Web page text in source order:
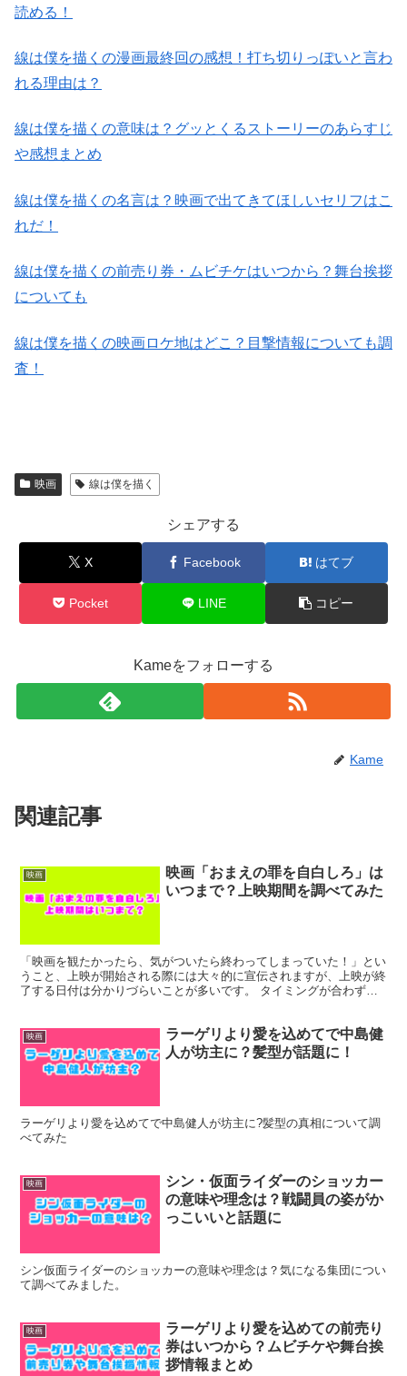
読める！
線は僕を描くの漫画最終回の感想！打ち切りっぽいと言わ
れる理由は？
線は僕を描くの意味は？グッとくるストーリーのあらすじ
や感想まとめ
線は僕を描くの名言は？映画で出てきてほしいセリフはこ
れだ！
線は僕を描くの前売り券・ムビチケはいつから？舞台挨拶
についても
線は僕を描くの映画ロケ地はどこ？目撃情報についても調
査！
映画 線は僕を描く
シェアする
X Facebook はてブ
Pocket LINE コピー
Kameをフォローする
Kame
関連記事
映画
映画「おまえの罪を自白しろ」は
いつまで？上映期間を調べてみた
「映画を観たかったら、気がついたら終わってしまっていた！」とい
うこと、上映が開始される際には大々的に宣伝されますが、上映が終
了する日付は分かりづらいことが多いです。 タイミングが合わず、
映画
ラーゲリより愛を込めてで中島健
人が坊主に？髪型が話題に！
ラーゲリより愛を込めてで中島健人が坊主に?髪型の真相について調
べてみた
映画
シン・仮面ライダーのショッカー
の意味や理念は？戦闘員の姿がか
っこいいと話題に
シン仮面ライダーのショッカーの意味や理念は？気になる集団につい
て調べてみました。
映画
ラーゲリより愛を込めての前売り
券はいつから？ムビチケや舞台挨
拶情報まとめ